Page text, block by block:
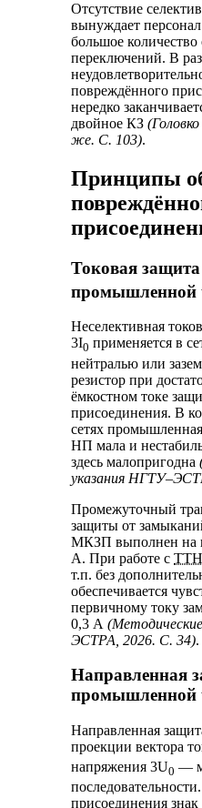
Отсутствие
вынуждает
большое
переключений. В
повреждённого
нередко
двойное КЗ
же. С. 103).
Принципы
Токовая
промышленной
Неселективная
3I0 применяется в
нейтралью или
резистор при
ёмкостном токе
присоединения. В
сетях
НП мала и
здесь малопригодна
указания
Промежуточный
защиты от
МКЗП выполнен на
А. При работе с
т.п. без
обеспечивается
первичному току
0,3 А
ЭСТРА, 2026. С. 34).
Направленная
промышленной
Направленная
проекции вектора
напряжения 3U0 —
присоединения